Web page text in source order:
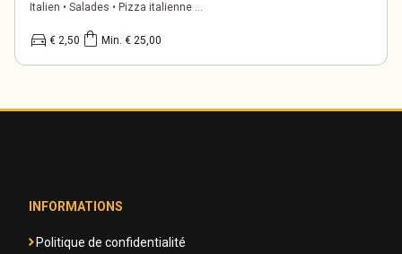
Italien • Salades • Pizza italienne ...
directions_car € 2,50 shopping_bag Min. € 25,00
INFORMATIONS
Politique de confidentialité